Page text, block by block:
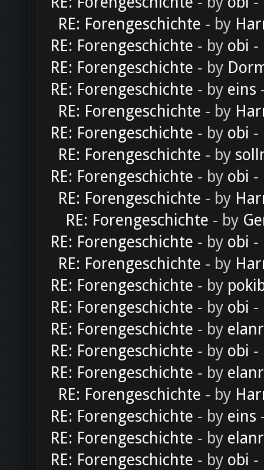
RE: Forengeschichte - by
RE: Forengeschichte - by obi -
RE: Forengeschichte - by
RE: Forengeschichte - by eins
RE: Forengeschichte - by
RE: Forengeschichte - by obi -
RE: Forengeschichte - by
RE: Forengeschichte - by obi -
RE: Forengeschichte - by
RE: Forengeschichte - by
RE: Forengeschichte - by obi -
RE: Forengeschichte - by
RE: Forengeschichte - by
RE: Forengeschichte - by obi -
RE: Forengeschichte - by
RE: Forengeschichte - by obi -
RE: Forengeschichte - by
RE: Forengeschichte - by
RE: Forengeschichte - by eins
RE: Forengeschichte - by
RE: Forengeschichte - by obi -